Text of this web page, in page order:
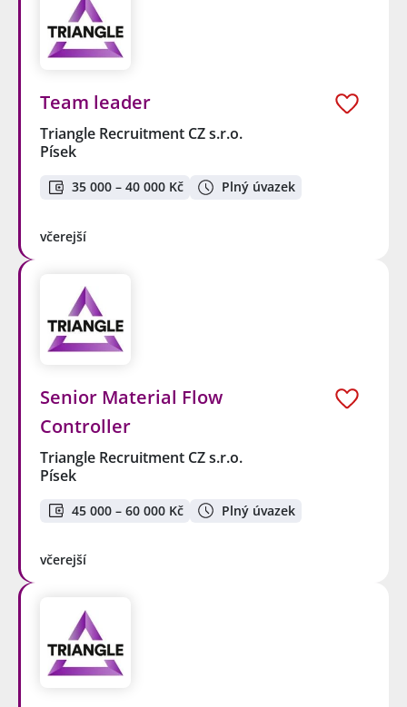
Team leader
Triangle Recruitment CZ s.r.o.
Písek
35 000 – 40 000 Kč Plný úvazek
včerejší
Senior Material Flow
Controller
Triangle Recruitment CZ s.r.o.
Písek
45 000 – 60 000 Kč Plný úvazek
včerejší